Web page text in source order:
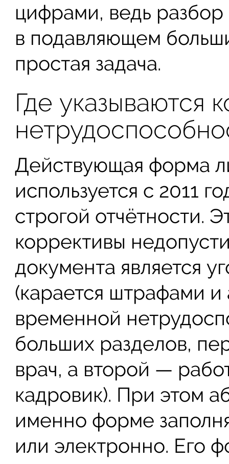
цифрами, ведь разбор
в подавляющем
простая задача.
Где указываются
Действующая форма
используется с 2011
строгой отчётности.
коррективы
документа является
(карается штрафами
временной
больших разделов,
врач, а второй —
кадровик). При этом
именно форме
или электронно. Его